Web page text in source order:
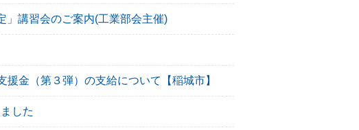
」講習会のご案内(工業部会主催)
金（第３弾）の支給について【稲城市】
した